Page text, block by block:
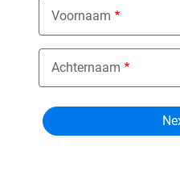
Voornaam
Achternaam